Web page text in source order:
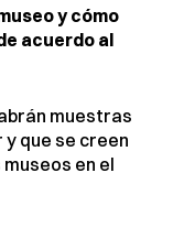
y cómo
acuerdo al
muestras
que se creen
en el